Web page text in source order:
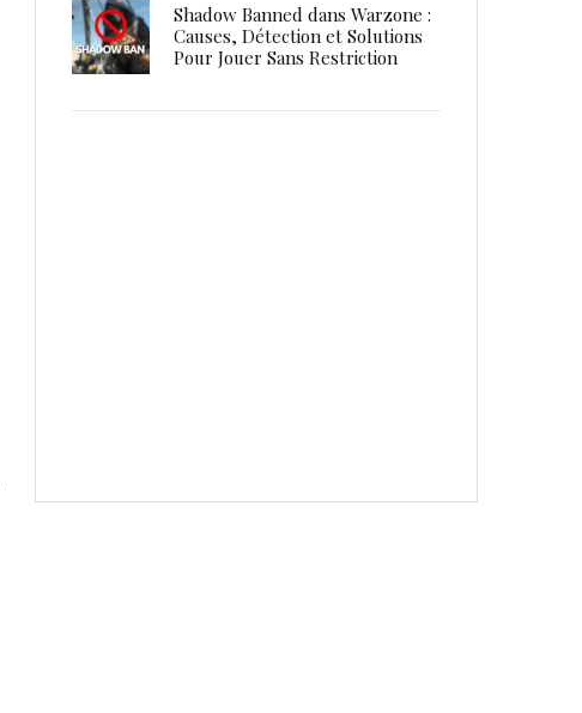
Shadow Banned dans Warzone :
Causes, Détection et Solutions
Pour Jouer Sans Restriction